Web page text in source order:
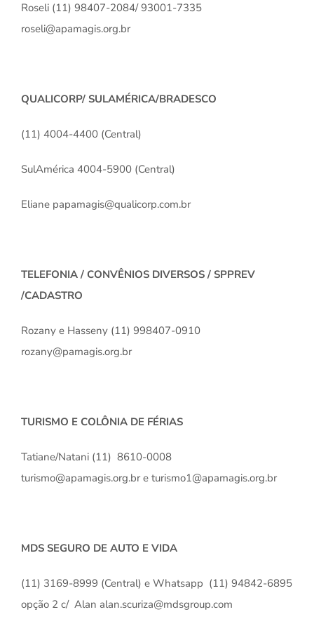
Roseli (11) 98407-2084/ 93001-7335
roseli@apamagis.org.br
QUALICORP/ SULAMÉRICA/BRADESCO
(11) 4004-4400 (Central)
SulAmérica 4004-5900 (Central)
Eliane papamagis@qualicorp.com.br
TELEFONIA / CONVÊNIOS DIVERSOS / SPPREV
/CADASTRO
Rozany e Hasseny (11) 998407-0910
rozany@pamagis.org.br
TURISMO E COLÔNIA DE FÉRIAS
Tatiane/Natani (11) 8610-0008
turismo@apamagis.org.br e turismo1@apamagis.org.br
MDS SEGURO DE AUTO E VIDA
(11) 3169-8999 (Central) e Whatsapp (11) 94842-6895
opção 2 c/ Alan alan.scuriza@mdsgroup.com